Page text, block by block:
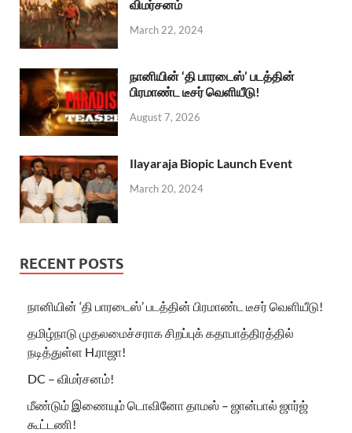
விமர்சனம்
March 22, 2024
நானியின் ‘தி பாரடைஸ்’ படத்தின்
பிரமாண்ட டீசர் வெளியீடு!
August 7, 2026
Ilayaraja Biopic Launch Event
March 20, 2024
RECENT POSTS
நானியின் ‘தி பாரடைஸ்’ படத்தின் பிரமாண்ட டீசர் வெளியீடு!
தமிழ்நாடு முதலமைச்சராக சிறப்புக் கதாபாத்திரத்தில்
நடித்துள்ள H.ராஜா!
DC – விமர்சனம்!
மீண்டும் இணையும் டொவினோ தாமஸ் – ஜான்பால் ஜார்ஜ்
கூட்டணி!